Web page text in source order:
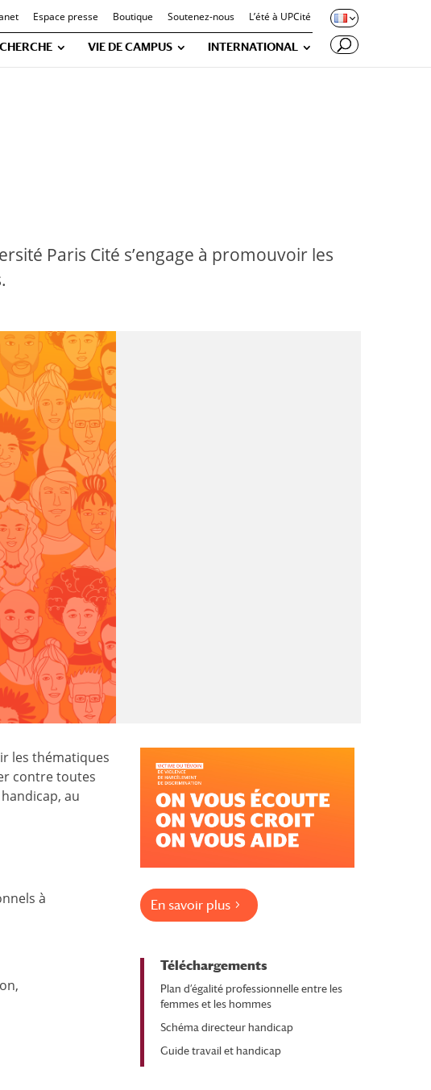
Espace presse Boutique Soutenez-nous L’été à UPCité
VIE DE CAMPUS INTERNATIONAL
Paris Cité s’engage à promouvoir les
les thématiques
contre toutes
au
à
En savoir plus
Téléchargements
Plan d’égalité professionnelle entre les
femmes et les hommes
Schéma directeur handicap
Guide travail et handicap